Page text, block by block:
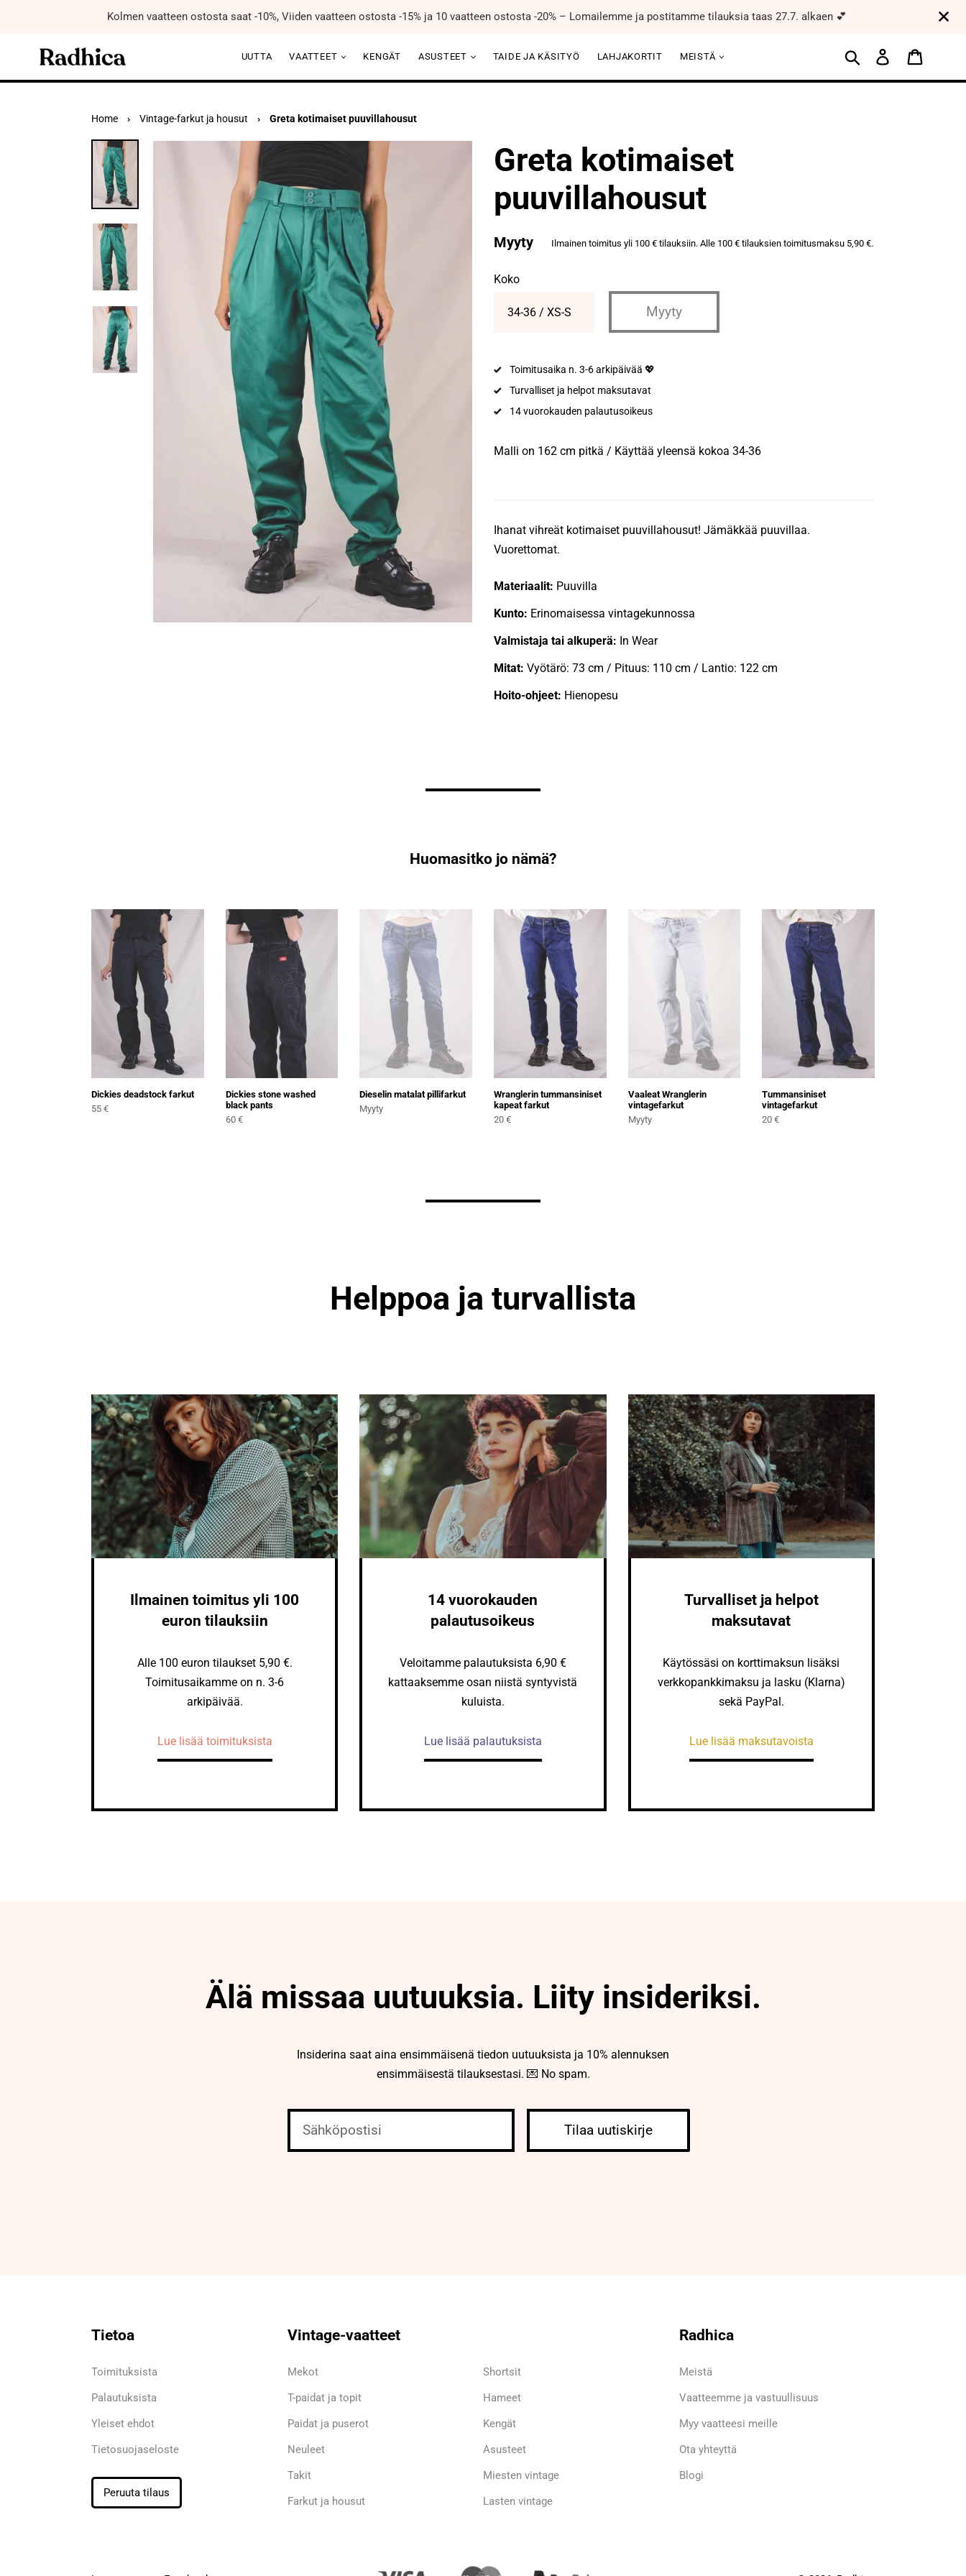
Kolmen vaatteen ostosta saat -10%, Viiden vaatteen ostosta -15% ja 10 vaatteen ostosta -20% – Lomailemme ja postitamme tilauksia taas 27.7. alkaen 💕
UUTTA VAATTEET KENGÄT ASUSTEET TAIDE JA KÄSITYÖ LAHJAKORTIT MEISTÄ Etsi
Home › Vintage-farkut ja housut › Greta kotimaiset puuvillahousut
Greta kotimaiset
puuvillahousut
Normaali
Myyty Ilmainen toimitus yli 100 € tilauksiin. Alle 100 € tilauksien toimitusmaksu 5,90 €.
Koko
Myyty
Toimitusaika n. 3-6 arkipäivää 💖
Turvalliset ja helpot maksutavat
14 vuorokauden palautusoikeus
Malli on 162 cm pitkä / Käyttää yleensä kokoa 34-36
Ihanat vihreät kotimaiset puuvillahousut! Jämäkkää puuvillaa.
Vuorettomat.
Materiaalit: Puuvilla
Kunto: Erinomaisessa vintagekunnossa
Valmistaja tai alkuperä: In Wear
Mitat: Vyötärö: 73 cm / Pituus: 110 cm / Lantio: 122 cm
Hoito-ohjeet: Hienopesu
Huomasitko jo nämä?
Dickies
deadstock
farkut
Dickies deadstock farkut
Normaali
55 €
Dickies
stone
washed
black
pants
Dickies stone washed
black pants
Normaali
60 €
Dieselin
matalat
pillifarkut
Dieselin matalat pillifarkut
Normaali
Myyty
Wranglerin
tummansiniset
kapeat
Wranglerin tummansiniset
kapeat farkut
Normaali
20 €
Vaaleat
Wranglerin
vintagefarkut
Vaaleat Wranglerin
vintagefarkut
Normaali
Myyty
Tummansiniset
vintagefarkut
Tummansiniset
vintagefarkut
Normaali
20 €
Helppoa ja turvallista
Ilmainen toimitus yli 100
euron tilauksiin
Alle 100 euron tilaukset 5,90 €.
Toimitusaikamme on n. 3-6
arkipäivää.
Lue lisää toimituksista
14 vuorokauden
palautusoikeus
Veloitamme palautuksista 6,90 €
kattaaksemme osan niistä syntyvistä
kuluista.
Lue lisää palautuksista
Turvalliset ja helpot
maksutavat
Käytössäsi on korttimaksun lisäksi
verkkopankkimaksu ja lasku (Klarna)
sekä PayPal.
Lue lisää maksutavoista
Älä missaa uutuuksia. Liity insideriksi.
Insiderina saat aina ensimmäisenä tiedon uutuuksista ja 10% alennuksen
ensimmäisestä tilauksestasi. 💌 No spam.
Tilaa uutiskirje
Tietoa
Toimituksista
Palautuksista
Yleiset ehdot
Tietosuojaseloste
Peruuta tilaus
Vintage-vaatteet
Mekot
T-paidat ja topit
Paidat ja puserot
Neuleet
Takit
Farkut ja housut
Shortsit
Hameet
Kengät
Asusteet
Miesten vintage
Lasten vintage
Radhica
Meistä
Vaatteemme ja vastuullisuus
Myy vaatteesi meille
Ota yhteyttä
Blogi